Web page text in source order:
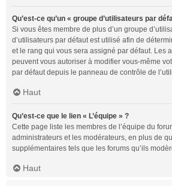
Qu’est-ce qu’un « groupe d’utilisateurs par
Si vous êtes membre de plus d’un groupe
d’utilisateurs par défaut est utilisé afin de
et le rang qui vous sera assigné par défaut. Les
peuvent vous autoriser à modifier vous-même
par défaut depuis le panneau de contrôle de
Haut
Qu’est-ce que le lien « L’équipe » ?
Cette page liste les membres de l’équipe du
administrateurs et les modérateurs, en plus de
supplémentaires tels que les forums qu’ils
Haut